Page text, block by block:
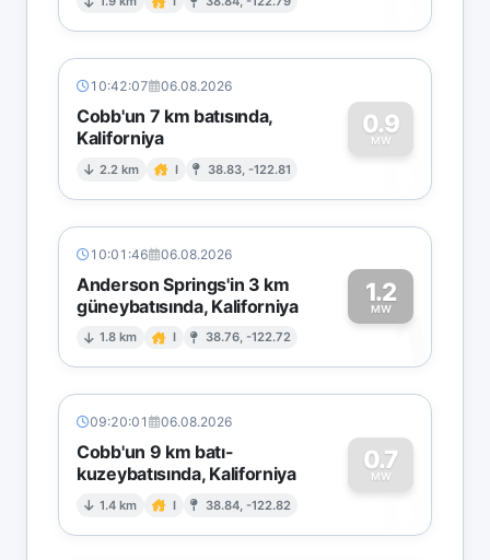
10:42:07 06.08.2026
Cobb'un 7 km batısında,
Kaliforniya
2.2 km I 38.83, -122.81
0.9
MW
0
10:01:46 06.08.2026
Anderson Springs'in 3 km
güneybatısında, Kaliforniya
1.8 km I 38.76, -122.72
1.2
MW1
09:20:01 06.08.2026
Cobb'un 9 km batı-
kuzeybatısında, Kaliforniya
1.4 km I 38.84, -122.82
0.7
MW
0